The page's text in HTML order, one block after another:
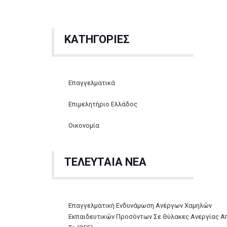
ΚΑΤΗΓΟΡΙΕΣ
Επαγγελματικά
Επιμελητήριο Ελλάδος
Οικονομία
ΤΕΛΕΥΤΑΙΑ ΝΕΑ
Επαγγελματική Ενδυνάμωση Ανέργων Χαμηλών
Εκπαιδευτικών Προσόντων Σε Θύλακες Ανεργίας